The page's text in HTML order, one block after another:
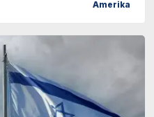
Amerika